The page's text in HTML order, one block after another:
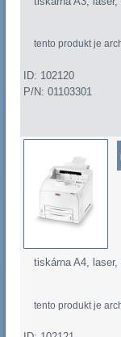
tento produkt je
ID: 102120
P/N: 01103301
tiskárna A4,
tento produkt je